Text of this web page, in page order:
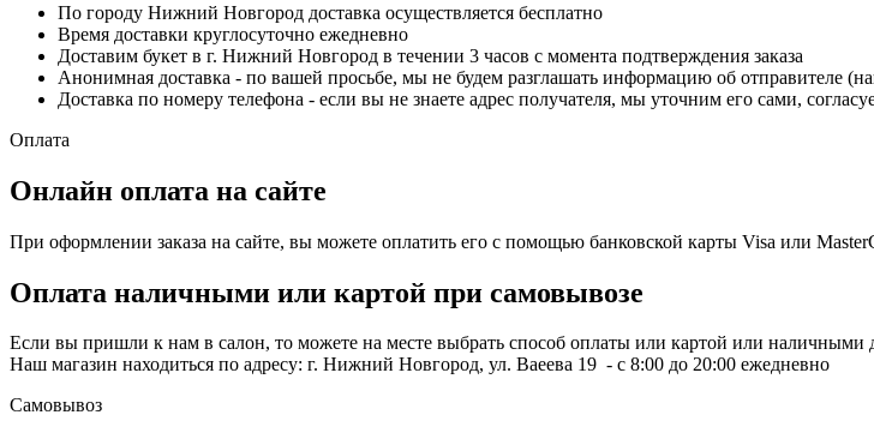
По городу Нижний Новгород доставка осуществляется бесплатно
Время доставки круглосуточно ежедневно
Доставим букет в г. Нижний Новгород в течении 3 часов с момента подтверждения заказа
Анонимная доставка - по вашей просьбе, мы не будем разглашать информацию об отправителе
Доставка по номеру телефона - если вы не знаете адрес получателя, мы уточним его сами,
Оплата
Онлайн оплата на сайте
При оформлении заказа на сайте, вы можете оплатить его с помощью банковской карты Visa или
Оплата наличными или картой при самовывозе
Если вы пришли к нам в салон, то можете на месте выбрать способ оплаты или картой или наличными
Наш магазин находиться по адресу: г. Нижний Новгород, ул. Ваеева 19 - с 8:00 до 20:00 ежедневно
Самовывоз